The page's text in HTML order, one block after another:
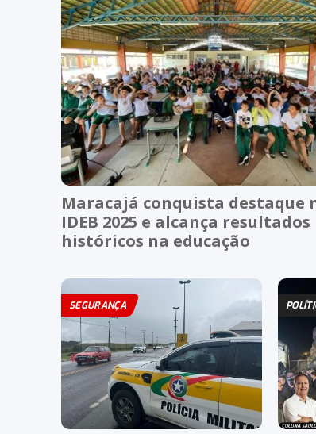
Maracajá conquista destaque
IDEB 2025 e alcança resultados
históricos na educação
SEGURANÇA